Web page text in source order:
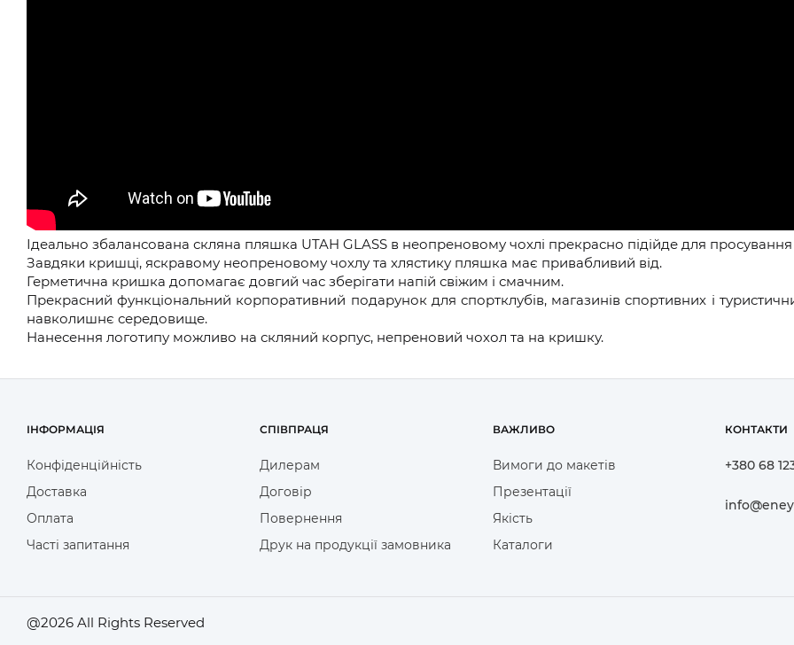
Ідеально збалансована скляна пляшка UTAH GLASS в неопреновому чохлі прекрасно підійде для
Завдяки кришці, яскравому неопреновому чохлу та хлястику пляшка має привабливий від.
Герметична кришка допомагає довгий час зберігати напій свіжим і смачним.
Прекрасний функціональний корпоративний подарунок для спортклубів, магазинів спортивних і
навколишнє середовище.
Нанесення логотипу можливо на скляний корпус, непреновий чохол та на кришку.
ІНФОРМАЦІЯ
Конфіденційність
Доставка
Оплата
Часті запитання
СПІВПРАЦЯ
Дилерам
Договір
Повернення
Друк на продукції замовника
ВАЖЛИВО
Вимоги до макетів
Презентації
Якість
Каталоги
КОНТАКТИ
+380 68
@2026 All Rights Reserved